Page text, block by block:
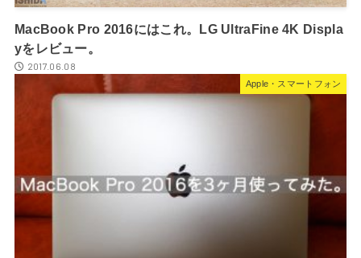
MacBook Pro 2016にはこれ。LG UltraFine 4K Displa
yをレビュー。
2017.06.08
Apple・スマートフォン